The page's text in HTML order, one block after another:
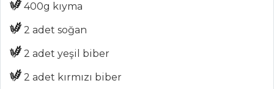
İÇECEKLER
Şerbeti
Demirhindi
400g kıyma
2 adet soğan
2 adet yeşil biber
2 adet kırmızı biber